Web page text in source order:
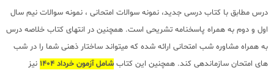
درس مطابق با کتاب درسی جدید، نمونه سوالات امتحانی ، نمونه سوالات نیم سال
اول و دوم به همراه پاسخنامه تشریحی است. همچنین در انتهای کتاب خلاصه درس
به همراه مشاوره شب امتحانی ارائه شده که میتواند ساختار ذهنی شما را در شب
های امتحان سازماندهی کند. همچنین این کتاب شامل آزمون خرداد 1404
نیز